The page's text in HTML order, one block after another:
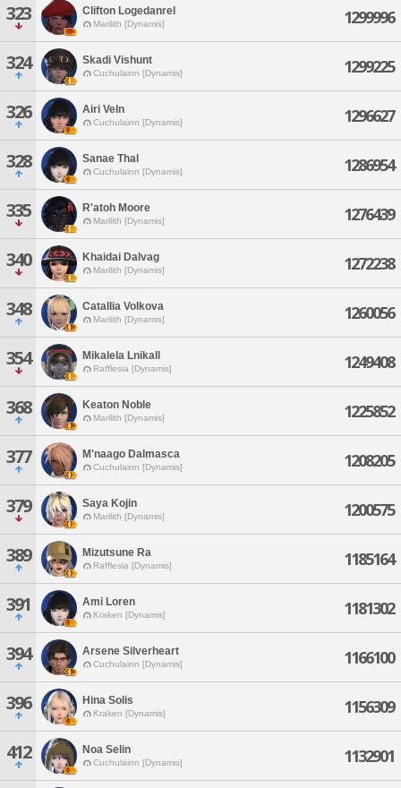
323 Clifton Logedanrel
Marilith [Dynamis] 1299996
324 Skadi Vishunt
Cuchulainn [Dynamis] 1299225
326 Airi Veln
Cuchulainn [Dynamis] 1296627
328 Sanae Thal
Cuchulainn [Dynamis] 1286954
335 R'atoh Moore
Marilith [Dynamis] 1276439
340 Khaidai Dalvag
Marilith [Dynamis] 1272238
348 Catallia Volkova
Marilith [Dynamis] 1260056
354 Mikalela Lnikall
Rafflesia [Dynamis] 1249408
368 Keaton Noble
Marilith [Dynamis] 1225852
377 M'naago Dalmasca
Cuchulainn [Dynamis] 1208205
379 Saya Kojin
Marilith [Dynamis] 1200575
389 Mizutsune Ra
Rafflesia [Dynamis] 1185164
391 Ami Loren
Kraken [Dynamis] 1181302
394 Arsene Silverheart
Cuchulainn [Dynamis] 1166100
396 Hina Solis
Kraken [Dynamis] 1156309
412 Noa Selin
Cuchulainn [Dynamis] 1132901